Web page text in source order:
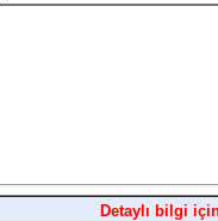
Detaylı bilgi